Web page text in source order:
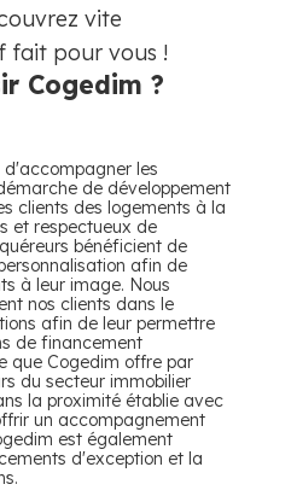
vite
fait pour vous !
Cogedim ?
d'accompagner les
de développement
clients des logements à la
et respectueux de
bénéficient de
afin de
à leur image. Nous
nos clients dans le
afin de leur permettre
de financement
que Cogedim offre par
du secteur immobilier
la proximité établie avec
un accompagnement
est également
d'exception et la